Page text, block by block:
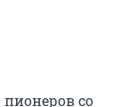
пионеров со